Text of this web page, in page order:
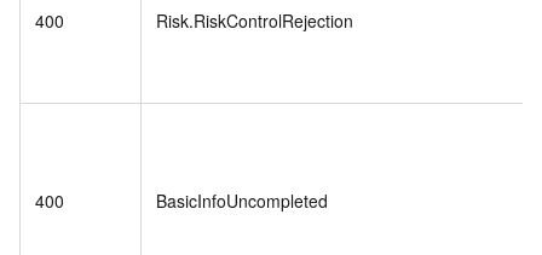
400 Risk.RiskControlRejection
400 BasicInfoUncompleted